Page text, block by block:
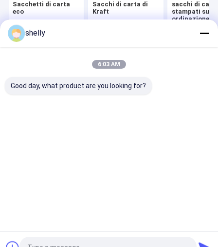
Sacchetti di carta
eco
Sacchi di carta di
Kraft
sacchi di
stampati su
ordinazione
Casa Circa noi Contattaci
Desktop Site
Mappa del sito
Privacy Policy
Reserved.
shelly
6:03 AM
Good day, what product are you looking for?